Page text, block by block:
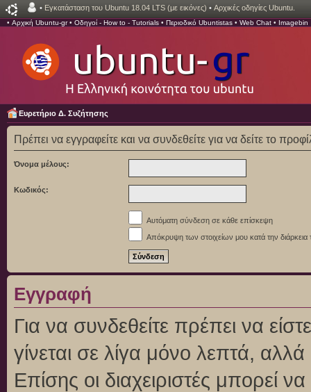
• Εγκατάσταση του Ubuntu 18.04 LTS (με εικόνες) • Αρχικές οδηγίες Ubuntu.
• Αρχική Ubuntu-gr• Οδηγοί - How to - Tutorials • Περιοδικό Ubuntistas • Web Chat • Imagebin
Ευρετήριο Δ. Συζήτησης
Πρέπει να εγγραφείτε και να συνδεθείτε για να δείτε το
Όνομα μέλους:
Κωδικός:
Αυτόματη σύνδεση σε κάθε επίσκεψη
Απόκρυψη των στοιχείων μου κατά την διάρκεια
Εγγραφή
Για να συνδεθείτε πρέπει να
γίνεται σε λίγα μόνο λεπτά,
Επίσης οι διαχειριστές μπορεί